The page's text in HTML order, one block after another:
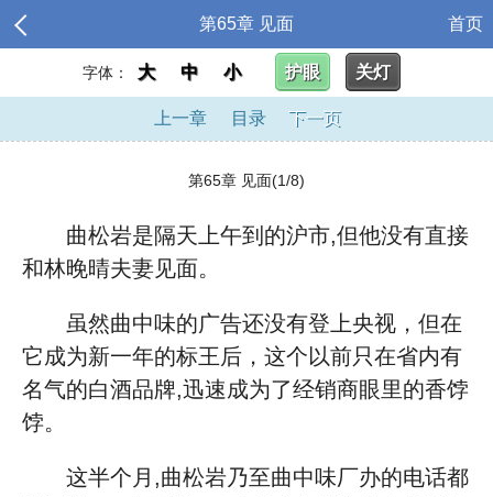
第65章 见面 首页
字体： 大 中 小 护眼 关灯
上一章 目录 下一页
第65章 见面(1/8)
曲松岩是隔天上午到的沪市,但他没有直接
和林晚晴夫妻见面。
虽然曲中味的广告还没有登上央视，但在
它成为新一年的标王后，这个以前只在省内有
名气的白酒品牌,迅速成为了经销商眼里的香饽
饽。
这半个月,曲松岩乃至曲中味厂办的电话都